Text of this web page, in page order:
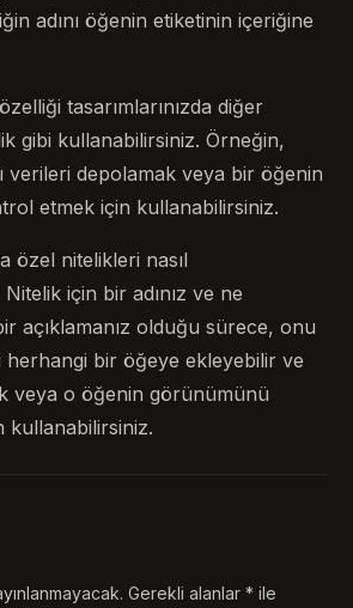
adını öğenin etiketinin içeriğine
tasarımlarınızda diğer
gibi kullanabilirsiniz. Örneğin,
verileri depolamak veya bir öğenin
etmek için kullanabilirsiniz.
özel nitelikleri nasıl
için bir adınız ve ne
açıklamanız olduğu sürece, onu
herhangi bir öğeye ekleyebilir ve
veya o öğenin görünümünü
kullanabilirsiniz.
Gerekli alanlar* ile